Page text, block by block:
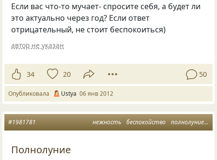
Если вас что-то мучает- спросите себя, а будет ли
это актуально через год? Если ответ
отрицательный, не стоит беспокоиться)
автор не указан
34 20 50
Опубликовала Ustya 06 янв 2012
нежность беспокойство полнолуние
#1981781
Полнолуние